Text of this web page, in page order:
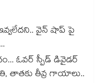
వైన్ షాప్ పై
ఓవర్ స్పీడ్ డివైడర్
తాతకు తీవ్ర గాయాలు..